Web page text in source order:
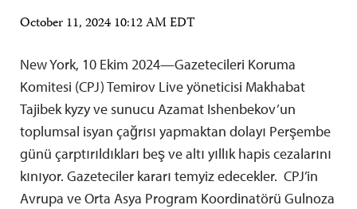
October 11, 2024 10:12 AM EDT
New York, 10 Ekim 2024—Gazetecileri Koruma
Komitesi (CPJ) Temirov Live yöneticisi Makhabat
Tajibek kyzy ve sunucu Azamat Ishenbekov’un
toplumsal isyan çağrısı yapmaktan dolayı Perşembe
günü çarptırıldıkları beş ve altı yıllık hapis cezalarını
kınıyor. Gazeteciler kararı temyiz edecekler. CPJ’in
Avrupa ve Orta Asya Program Koordinatörü Gulnoza